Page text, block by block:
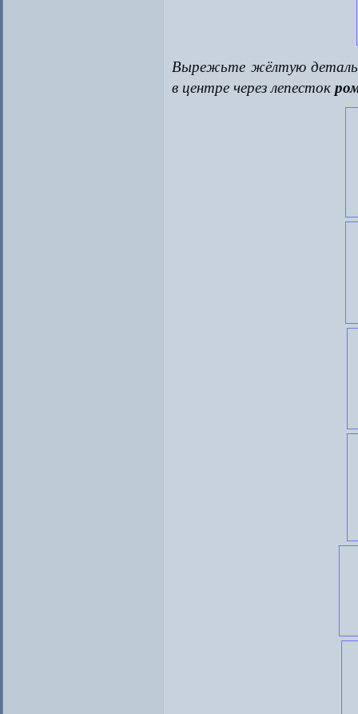
Вырежьте жёлтую деталь,
в центре через лепесток